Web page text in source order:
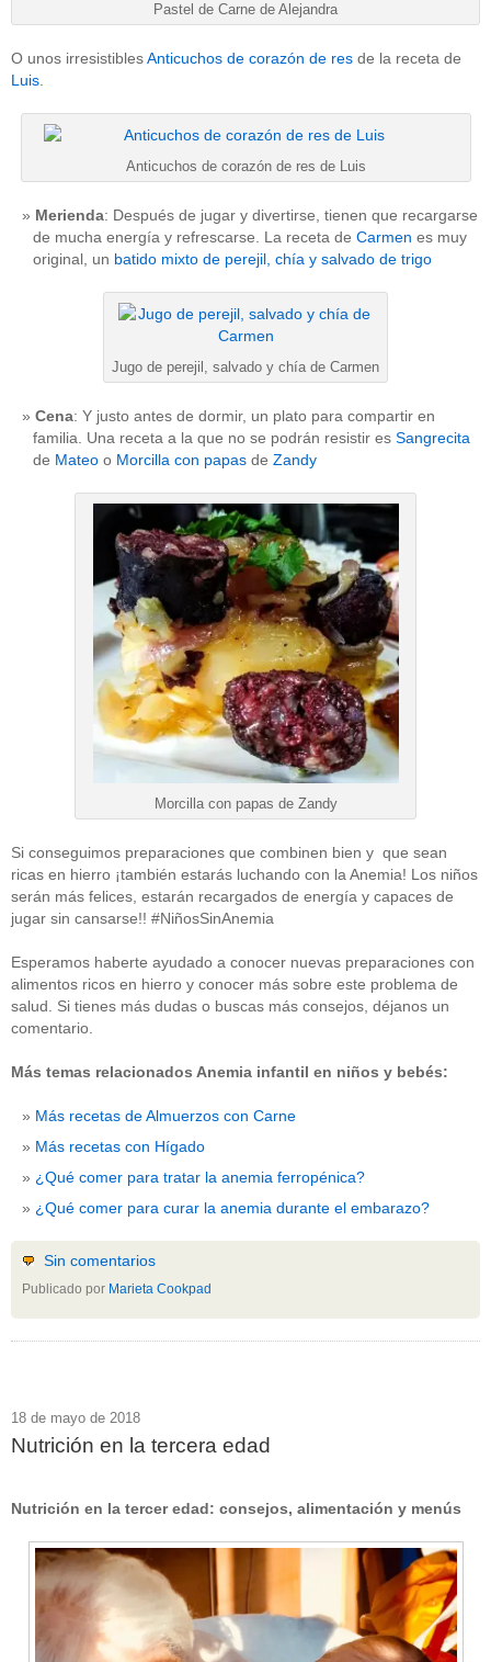
Pastel de Carne de Alejandra
O unos irresistiblesAnticuchos de corazón de res de la receta de
Luis.
Anticuchos de corazón de res de Luis
Merienda: Después de jugar y divertirse, tienen que recargarse
de mucha energía y refrescarse. La receta de Carmen es muy
original, un batido mixto de perejil, chía y salvado de trigo
Jugo de perejil, salvado y chía de Carmen
Cena: Y justo antes de dormir, un plato para compartir en
familia. Una receta a la que no se podrán resistir es Sangrecita
de Mateo o Morcilla con papas de Zandy
Morcilla con papas de Zandy
Si conseguimos preparaciones que combinen bien y que sean
ricas en hierro ¡también estarás luchando con la Anemia! Los niños
serán más felices, estarán recargados de energía y capaces de
jugar sin cansarse!! #NiñosSinAnemia
Esperamos haberte ayudado a conocer nuevas preparaciones con
alimentos ricos en hierro y conocer más sobre este problema de
salud. Si tienes más dudas o buscas más consejos, déjanos un
comentario.
Más temas relacionados Anemia infantil en niños y bebés:
Más recetas de Almuerzos con Carne
Más recetas con Hígado
¿Qué comer para tratar la anemia ferropénica?
¿Qué comer para curar la anemia durante el embarazo?
Sin comentarios
Publicado por Marieta Cookpad
18 de mayo de 2018
Nutrición en la tercera edad
Nutrición en la tercer edad: consejos, alimentación y menús